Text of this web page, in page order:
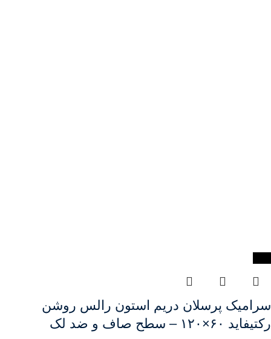
سرامیک پرسلان دریم استون رالس روشن
رکتیفاید ۶۰×۱۲۰ – سطح صاف و ضد لک